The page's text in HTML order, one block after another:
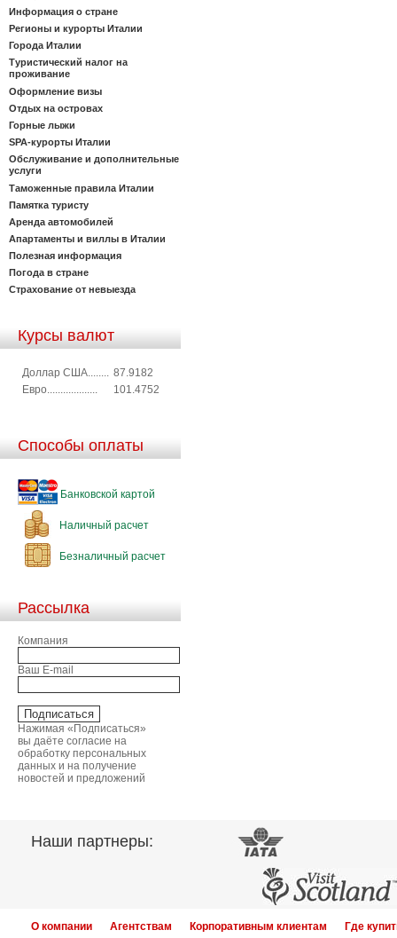
Информация о стране
Регионы и курорты Италии
Города Италии
Туристический налог на
проживание
Оформление визы
Отдых на островах
Горные лыжи
SPA-курорты Италии
Обслуживание и дополнительные
услуги
Таможенные правила Италии
Памятка туристу
Аренда автомобилей
Апартаменты и виллы в Италии
Полезная информация
Погода в стране
Страхование от невыезда
Курсы валют
Доллар США........ 87.9182
Евро...................
101.4752
Способы оплаты
Банковской картой
Наличный расчет
Безналичный расчет
Рассылка
Компания
Ваш E-mail
Нажимая «Подписаться»
вы даёте согласие на
обработку персональных
данных и на получение
новостей и предложений
Наши партнеры:
О компании Агентствам Корпоративным клиентам Где